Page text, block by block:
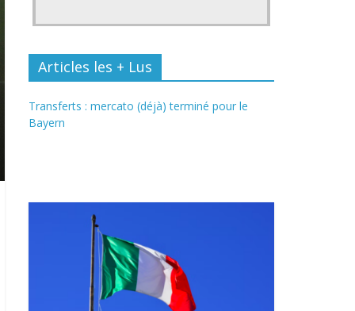
Articles les + Lus
Transferts : mercato (déjà) terminé pour le
Bayern